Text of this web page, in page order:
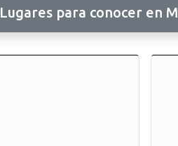
Lugares para conocer en